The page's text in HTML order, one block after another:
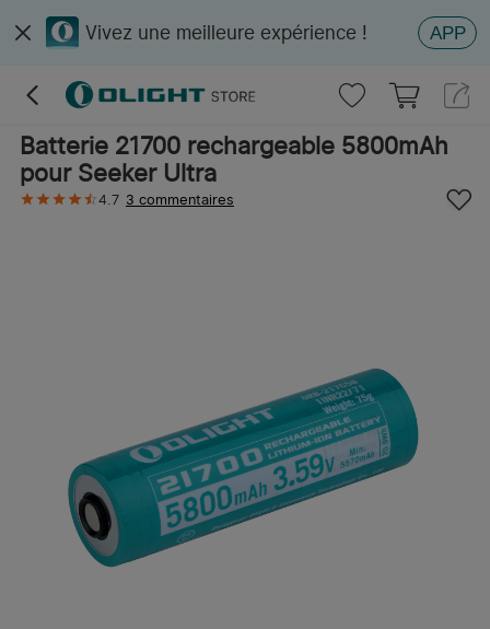
Vivez une meilleure expérience ! APP
Batterie 21700 rechargeable 5800mAh
pour Seeker Ultra
4.7 3 commentaires